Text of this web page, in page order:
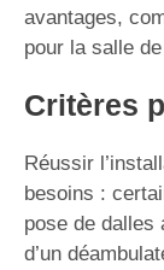
avantages,
pour la salle
Critères
Réussir
besoins :
pose de dalles
d’un